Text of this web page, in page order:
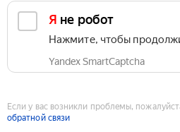
Я не робот
Нажмите, чтобы
Yandex SmartCaptcha
Если у вас возникли проблемы,
обратной связи